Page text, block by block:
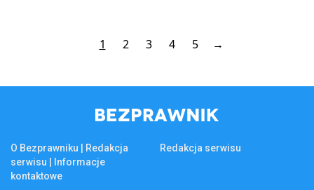
1 2 3 4 5 →
O Bezprawniku | Redakcja
serwisu | Informacje
kontaktowe
Redakcja serwisu